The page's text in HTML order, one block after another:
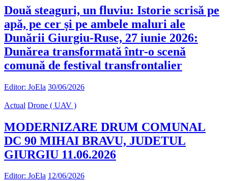
Două steaguri, un fluviu: Istorie scrisă pe
apă, pe cer și pe ambele maluri ale
Dunării Giurgiu-Ruse, 27 iunie 2026:
Dunărea transformată într-o scenă
comună de festival transfrontalier
Editor: JoEla 30/06/2026
Actual Drone ( UAV )
MODERNIZARE DRUM COMUNAL
DC 90 MIHAI BRAVU, JUDETUL
GIURGIU 11.06.2026
Editor: JoEla 12/06/2026